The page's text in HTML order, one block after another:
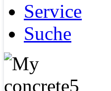
Service
Suche